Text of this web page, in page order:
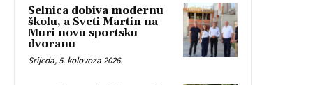
Selnica dobiva modernu
školu, a Sveti Martin na
Muri novu sportsku
dvoranu
Srijeda, 5. kolovoza 2026.